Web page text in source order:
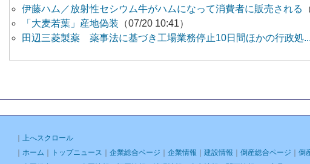
伊藤ハム／放射性セシウム牛がハムになって消費者に販売される
「大麦若葉」産地偽装 （07/20 10:41）
田辺三菱製薬 薬事法に基づき工場業務停止10日間ほかの行政処...
上へスクロール
ホーム トップニュース 企業総合ページ 企業情報 建設情報 倒産総合ページ 倒